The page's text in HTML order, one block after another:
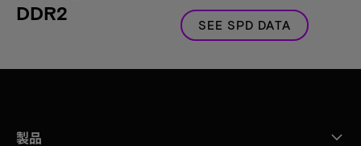
DDR2
SEE SPD DATA
製品